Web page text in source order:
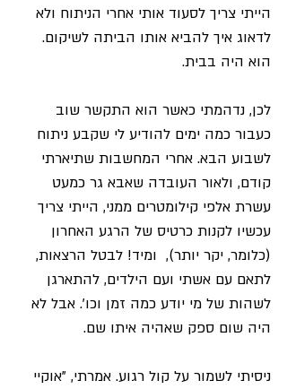
הייתי צריך לסעוד אותי אחרי הניתוח ולא
לדאוג איך להביא אותו הביתה לשיקום.
הוא היה בבית.
לכן, נדהמתי כאשר הוא התקשר שוב
כעבור כמה ימים להודיע לי שקבע ניתוח
לשבוע הבא. אחרי המחשבות שתיארתי
קודם, ולאור העובדה שאבא גר כמעט
עשרת אלפי קילומטרים ממני, הייתי צריך
עכשיו לקנות כרטיס של הרגע האחרון
(כלומר, יקר יותר),  ומיד! לבטל הרצאות,
לתאם עם אשתי ועם הילדים, להתארגן
לשהות של מי יודע כמה זמן וכו'. אבל לא
היה שום ספק שאהיה איתו שם.
ניסיתי לשמור על קול רגוע. אמרתי, "אוקיי